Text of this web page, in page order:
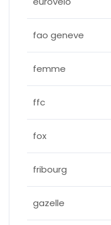
fao geneve
femme
ffc
fox
fribourg
gazelle